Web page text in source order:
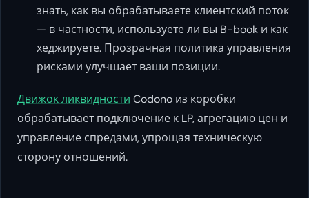
знать, как вы обрабатываете клиентский поток
— в частности, используете ли вы B-book и как
хеджируете. Прозрачная политика управления
рисками улучшает ваши позиции.
Движок ликвидности Codono из коробки
обрабатывает подключение к LP, агрегацию цен и
управление спредами, упрощая техническую
сторону отношений.